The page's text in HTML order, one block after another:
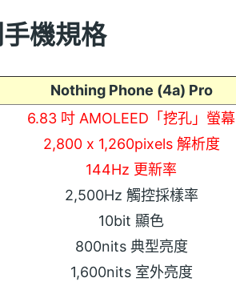
機規格
Nothing Phone (4a) Pro
6.83 吋 AMOLEED「挖孔」螢幕
2,800 x 1,260pixels 解析度
144Hz 更新率
2,500Hz 觸控採樣率
10bit 顯色
800nits 典型亮度
1,600nits 室外亮度